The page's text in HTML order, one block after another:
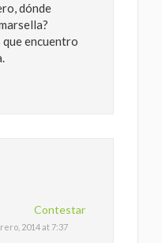
dónde
que encuentro
Contestar
2014 at 7:37